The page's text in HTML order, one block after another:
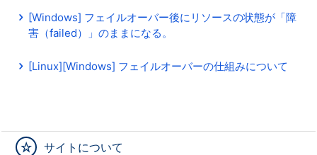
サイトについて
[Windows] フェイルオーバー後にリソースの状態が「障
害（failed）」のままになる。
[Linux][Windows] フェイルオーバーの仕組みについて